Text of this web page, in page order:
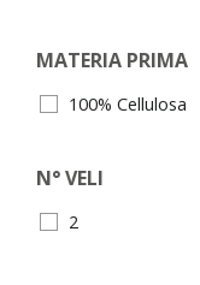
MATERIA PRIMA
100% Cellulosa
N° VELI
2